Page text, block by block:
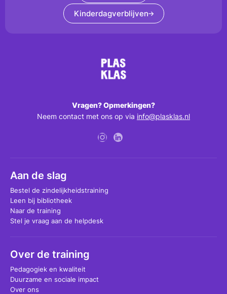
Kinderdagverblijven
Vragen? Opmerkingen?
Neem contact met ons op via info@plasklas.nl
Aan de slag
Bestel de zindelijkheidstraining
Leen bij bibliotheek
Naar de training
Stel je vraag aan de helpdesk
Over de training
Pedagogiek en kwaliteit
Duurzame en sociale impact
Over ons